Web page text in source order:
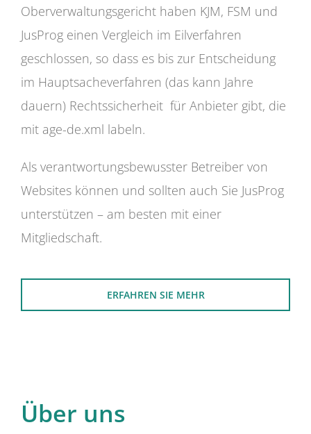
Oberverwaltungsgericht haben KJM, FSM und
JusProg einen Vergleich im Eilverfahren
geschlossen, so dass es bis zur Entscheidung
im Hauptsacheverfahren (das kann Jahre
dauern) Rechtssicherheit für Anbieter gibt, die
mit age-de.xml labeln.
Als verantwortungsbewusster Betreiber von
Websites können und sollten auch Sie JusProg
unterstützen – am besten mit einer
Mitgliedschaft.
ERFAHREN SIE MEHR
Über uns